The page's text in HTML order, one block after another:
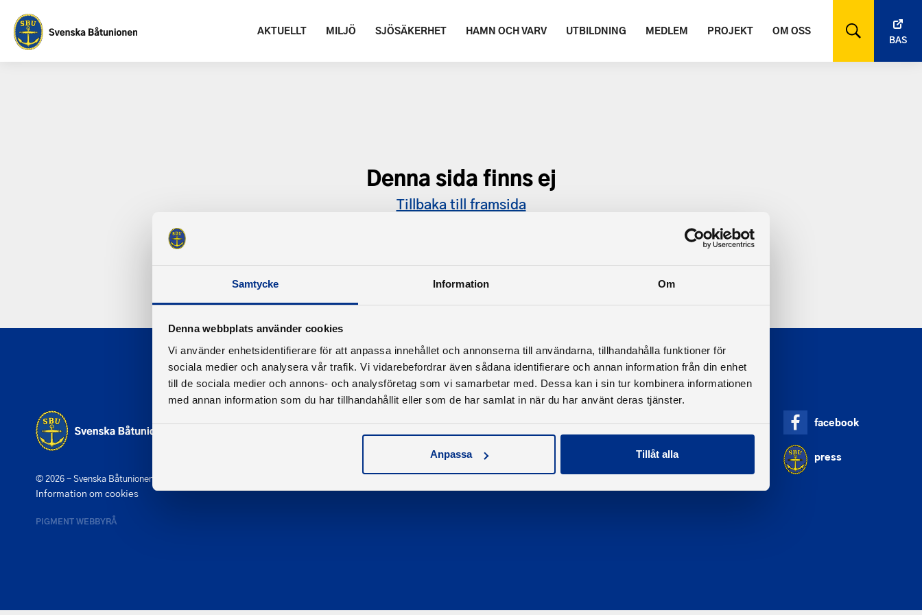
Samtycke Information Om
Denna webbplats använder cookies
Vi använder enhetsidentifierare för att anpassa innehållet och annonserna till användarna, tillhandahålla funktioner för
sociala medier och analysera vår trafik. Vi vidarebefordrar även sådana identifierare och annan information från din enhet
till de sociala medier och annons- och analysföretag som vi samarbetar med. Dessa kan i sin tur kombinera informationen
med annan information som du har tillhandahållit eller som de har samlat in när du har använt deras tjänster.
Anpassa Tillåt alla
AKTUELLT MILJÖ SJÖSÄKERHET HAMN OCH VARV UTBILDNING MEDLEM PROJEKT OM OSS
BAS
Denna sida finns ej
Tillbaka till framsida
© 2026 - Svenska Båtunionen
Information om cookies
PIGMENT WEBBYRÅ
Telefon
Svenska Båtunionen
af Pontins väg 6
facebook
press